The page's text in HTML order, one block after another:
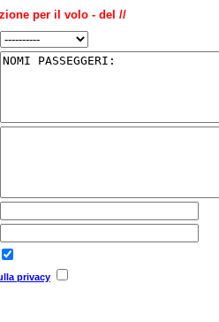
per il volo - del //
privacy